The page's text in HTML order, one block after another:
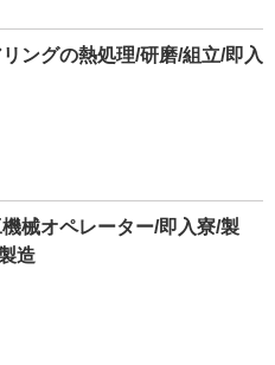
ングの熱処理/研磨/組立/即入
械オペレーター/即入寮/製
造